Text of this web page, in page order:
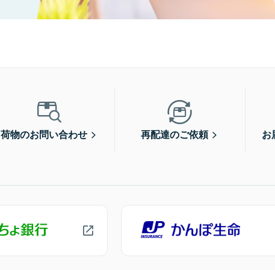
荷物のお問い合わせ 再配達のご依頼 お